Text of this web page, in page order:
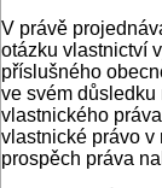
V právě
otázku vlastnictví
příslušného
ve svém důsledku
vlastnického
vlastnické právo v
prospěch práva